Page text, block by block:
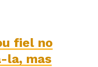
fiel no
la, mas